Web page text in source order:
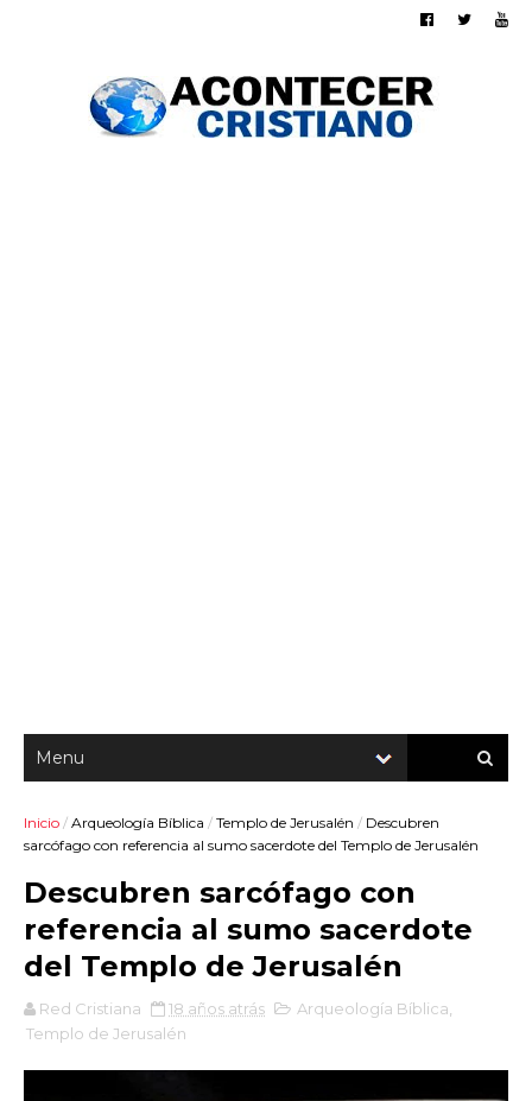
Inicio / Arqueología Bíblica / Templo de Jerusalén / Descubren
sarcófago con referencia al sumo sacerdote del Templo de Jerusalén
Descubren sarcófago con
referencia al sumo sacerdote
del Templo de Jerusalén
Red Cristiana 18 años atrás Arqueología Bíblica
Templo de Jerusalén